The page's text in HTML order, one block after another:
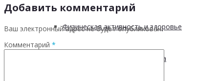
Физическая активность и здоровье
Производственная гимнастика
Добавить комментарий
Ваш электронный адрес не будет опубликован.
Комментарий *